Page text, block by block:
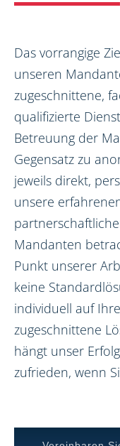
Das vorrangige
unseren
zugeschnittene,
qualifizierte
Betreuung der
Gegensatz zu
jeweils direkt,
unsere
Mandanten
Punkt unserer
keine
individuell auf
zugeschnittene
hängt unser
zufrieden, wenn